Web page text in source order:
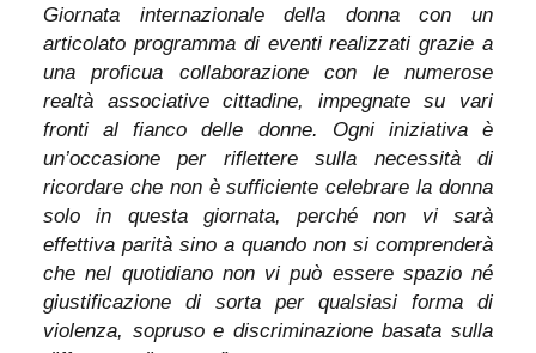
Giornata internazionale della donna con un
articolato programma di eventi realizzati grazie a
una proficua collaborazione con le numerose
realtà associative cittadine, impegnate su vari
fronti al fianco delle donne. Ogni iniziativa è
un’occasione per riflettere sulla necessità di
ricordare che non è sufficiente celebrare la donna
solo in questa giornata, perché non vi sarà
effettiva parità sino a quando non si comprenderà
che nel quotidiano non vi può essere spazio né
giustificazione di sorta per qualsiasi forma di
violenza, sopruso e discriminazione basata sulla